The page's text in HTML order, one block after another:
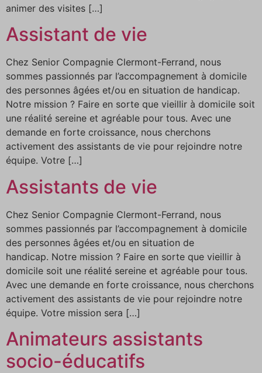
animer des visites […]
Assistant de vie
Chez Senior Compagnie Clermont-Ferrand, nous
sommes passionnés par l’accompagnement à domicile
des personnes âgées et/ou en situation de handicap.
Notre mission ? Faire en sorte que vieillir à domicile soit
une réalité sereine et agréable pour tous. Avec une
demande en forte croissance, nous cherchons
activement des assistants de vie pour rejoindre notre
équipe. Votre […]
Assistants de vie
Chez Senior Compagnie Clermont-Ferrand, nous
sommes passionnés par l’accompagnement à domicile
des personnes âgées et/ou en situation de
handicap. Notre mission ? Faire en sorte que vieillir à
domicile soit une réalité sereine et agréable pour tous.
Avec une demande en forte croissance, nous cherchons
activement des assistants de vie pour rejoindre notre
équipe. Votre mission sera […]
Animateurs assistants
socio-éducatifs